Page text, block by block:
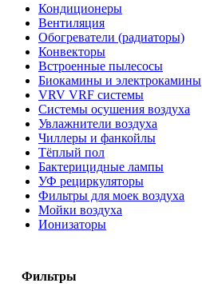
Кондиционеры
Вентиляция
Обогреватели (радиаторы)
Конвекторы
Встроенные пылесосы
Биокамины и электрокамины
VRV VRF системы
Системы осушения воздуха
Увлажнители воздуха
Чиллеры и фанкойлы
Тёплый пол
Бактерицидные лампы
УФ рециркуляторы
Фильтры для моек воздуха
Мойки воздуха
Ионизаторы
Фильтры